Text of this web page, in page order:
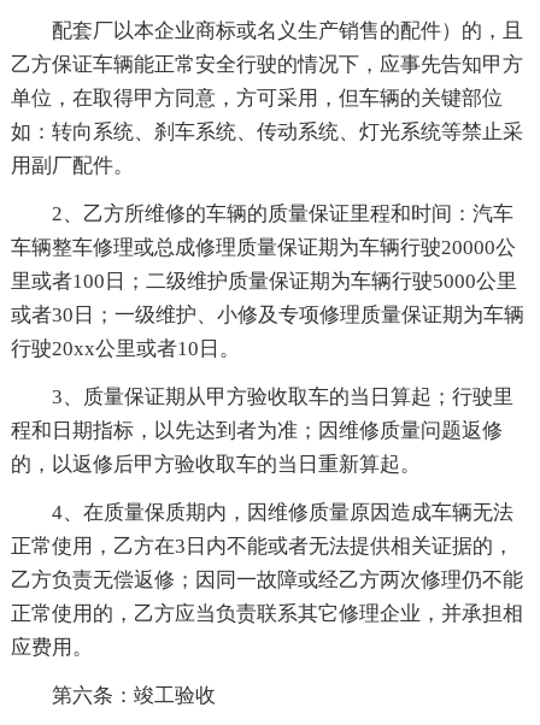
配套厂以本企业商标或名义生产销售的配件）的，且
乙方保证车辆能正常安全行驶的情况下，应事先告知甲方
单位，在取得甲方同意，方可采用，但车辆的关键部位
如：转向系统、刹车系统、传动系统、灯光系统等禁止采
用副厂配件。
2、乙方所维修的车辆的质量保证里程和时间：汽车
车辆整车修理或总成修理质量保证期为车辆行驶20000公
里或者100日；二级维护质量保证期为车辆行驶5000公里
或者30日；一级维护、小修及专项修理质量保证期为车辆
行驶20xx公里或者10日。
3、质量保证期从甲方验收取车的当日算起；行驶里
程和日期指标，以先达到者为准；因维修质量问题返修
的，以返修后甲方验收取车的当日重新算起。
4、在质量保质期内，因维修质量原因造成车辆无法
正常使用，乙方在3日内不能或者无法提供相关证据的，
乙方负责无偿返修；因同一故障或经乙方两次修理仍不能
正常使用的，乙方应当负责联系其它修理企业，并承担相
应费用。
第六条：竣工验收